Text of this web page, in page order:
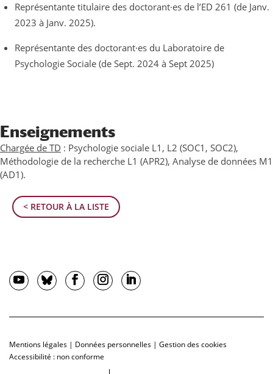
< RETOUR À LA LISTE
Représentante titulaire des doctorant·es de l’ED 261 (de Janv.
2023 à Janv. 2025).
Représentante des doctorant·es du Laboratoire de
Psychologie Sociale (de Sept. 2024 à Sept 2025)
Enseignements
Chargée de TD : Psychologie sociale L1, L2 (SOC1, SOC2),
Méthodologie de la recherche L1 (APR2), Analyse de données M1
(AD1).
Mentions légales | Données personnelles | Gestion des cookies
Accessibilité : non conforme